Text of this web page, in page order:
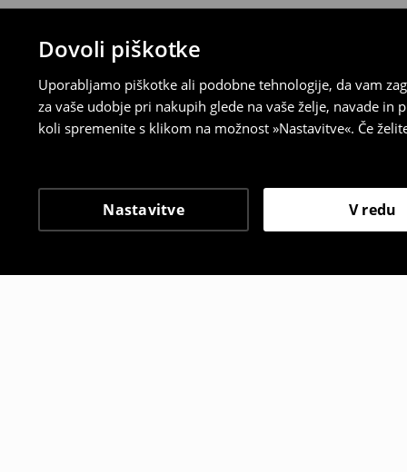
Dovoli piškotke
Uporabljamo piškotke ali podobne tehnologije, da vam
za vaše udobje pri nakupih glede na vaše želje, navade
koli spremenite s klikom na možnost »Nastavitve«. Če
Nastavitve V redu